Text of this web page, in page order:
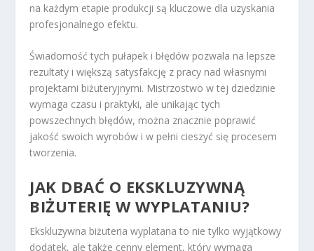
na każdym etapie produkcji są kluczowe dla uzyskania
profesjonalnego efektu.
Świadomość tych pułapek i błędów pozwala na lepsze
rezultaty i większą satysfakcję z pracy nad własnymi
projektami biżuteryjnymi. Mistrzostwo w tej dziedzinie
wymaga czasu i praktyki, ale unikając tych
powszechnych błędów, można znacznie poprawić
jakość swoich wyrobów i w pełni cieszyć się procesem
tworzenia.
JAK DBAĆ O EKSKLUZYWNĄ
BIŻUTERIĘ W WYPLATANIU?
Ekskluzywna biżuteria wyplatana to nie tylko wyjątkowy
dodatek, ale także cenny element, który wymaga